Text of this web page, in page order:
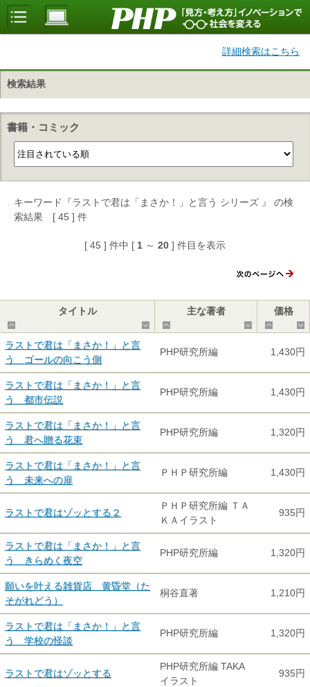
詳細検索はこちら
検索結果
書籍・コミック
キーワード『ラストで君は「まさか！」と言う シリーズ 』 の検
索結果 [ 45 ] 件
[ 45 ] 件中 [ 1 ～ 20 ] 件目を表示
タイトル
主な著者
価格
ラストで君は「まさか！」と言
う ゴールの向こう側
PHP研究所編 1,430円
ラストで君は「まさか！」と言
う 都市伝説
PHP研究所編 1,430円
ラストで君は「まさか！」と言
う 君へ贈る花束
PHP研究所編 1,320円
ラストで君は「まさか！」と言
う 未来への扉
ＰＨＰ研究所編 1,430円
ラストで君はゾッとする２
ＰＨＰ研究所編 ＴＡ
ＫＡイラスト
935円
ラストで君は「まさか！」と言
う きらめく夜空
PHP研究所編 1,320円
願いを叶える雑貨店 黄昏堂（た
そがれどう）
桐谷直著 1,210円
ラストで君は「まさか！」と言
う 学校の怪談
PHP研究所編 1,320円
ラストで君はゾッとする
PHP研究所編 TAKA
イラスト
935円